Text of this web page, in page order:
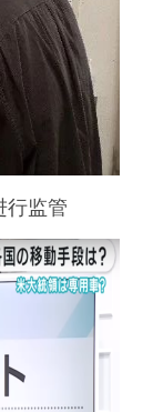
行监管